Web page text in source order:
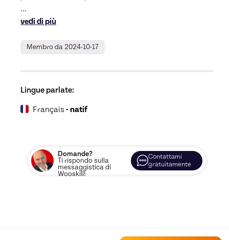
...
vedi di più
Membro da 2024-10-17
Lingue parlate:
Français - natif
Domande?
Ti rispondo sulla
messaggistica di
Wooskill!
Contattami
gratuitamente